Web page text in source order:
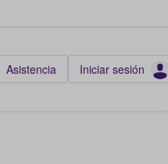
Asistencia Iniciar sesión